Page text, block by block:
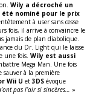
Wily a décroché un
nominé pour le prix
à user sans cesse
fois, il arrive à convaincre le
jamais de plan diabolique.
du Dr. Light qui le laisse
une fois. Wily est aussi
Mega Man. Une fois
sauver à la première
Wii U et3DS évoque
pas l’air si sincères… »